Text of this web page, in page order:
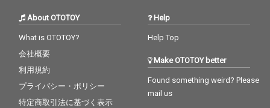
About OTOTOY
What is OTOTOY?
会社概要
利用規約
プライバシー・ポリシー
特定商取引法に基づく表示
Help
Help Top
Make OTOTOY better
Found something weird? Please
mail us